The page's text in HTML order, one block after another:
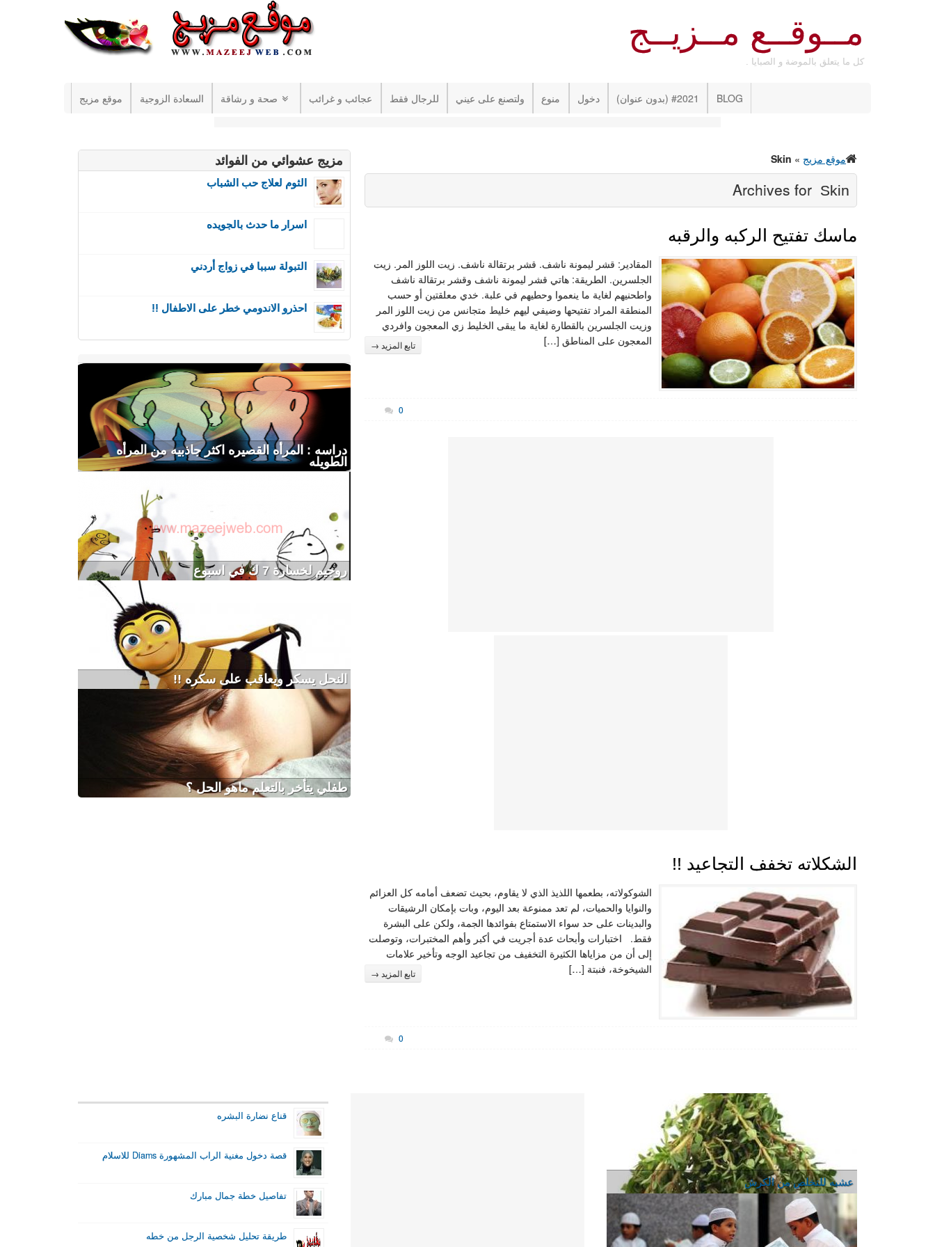
مــوقــع مــزيــج
كل ما يتعلق بالموضة و الصبايا .
موقع مزيج السعادة الزوجية صحة و رشاقة عجائب و غرائب للرجال فقط ولتصنع على عيني منوع دخول #2021 (بدون عنوان) BLOG
موقع مزيج »
Skin
Archives for Skin
ماسك تفتيح الركبه والرقبه
المقادير: قشر ليمونة ناشف. قشر برتقالة ناشف. زيت اللوز المر. زيت
الجلسرين. الطريقة: هاتي قشر ليمونة ناشف وقشر برتقالة ناشف
واطحنيهم لغاية ما ينعموا وحطيهم في علبة. خدي معلقتين أو حسب
المنطقة المراد تفتيحها وضيفي ليهم خليط متجانس من زيت اللوز المر
وزيت الجلسرين بالقطارة لغاية ما يبقى الخليط زي المعجون وافردي
المعجون على المناطق […]
تابع المزيد →
0
الشكلاته تخفف التجاعيد !!
الشوكولاته، بطعمها اللذيذ الذي لا يقاوم، بحيث تضعف أمامه كل العزائم
والنوايا والحميات، لم تعد ممنوعة بعد اليوم، وبات بإمكان الرشيقات
والبدينات على حد سواء الاستمتاع بفوائدها الجمة، ولكن على البشرة
فقط. اختبارات وأبحاث عدة أجريت في أكبر وأهم المختبرات، وتوصلت
إلى أن من مزاياها الكثيرة التخفيف من تجاعيد الوجه وتأخير علامات
الشيخوخة، فنبتة […]
تابع المزيد →
0
مزيج عشوائي من الفوائد
الثوم لعلاج حب الشباب
اسرار ما حدث بالجويده
التبولة سببا في زواج أردني
احذرو الاندومي خطر على الاطفال !!
دراسه : المرأه القصيره اكثر جاذبيه من المرأه
الطويله
روجيم لخسارة 7 ك في اسبوع
النحل يسكر ويعاقب على سكره !!
طفلي يتأخر بالتعلم ماهو الحل ؟
عشبه للتخلص من الكرش
قناع نضارة البشره
قصة دخول مغنية الراب المشهورة Diams للاسلام
تفاصيل خطة جمال مبارك
طريقة تحليل شخصية الرجل من خطه